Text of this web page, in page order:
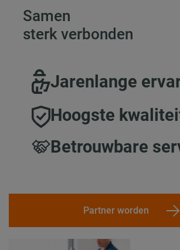
Samen
sterk verbonden
Jarenlange
Hoogste
Betrouwbare
Partner worden